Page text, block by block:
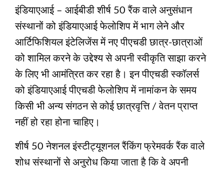
इंडियाएआई – आईबीडी शीर्ष 50 रैंक वाले अनुसंधान
संस्थानों को इंडियाएआई फेलोशिप में भाग लेने और
आर्टिफिशियल इंटेलिजेंस में नए पीएचडी छात्र-छात्राओं
को शामिल करने के उद्देश्य से अपनी स्वीकृति साझा करने
के लिए भी आमंत्रित कर रहा है। इन पीएचडी स्कॉलर्स
को इंडियाएआई पीएचडी फेलोशिप में नामांकन के समय
किसी भी अन्य संगठन से कोई छात्रवृत्ति / वेतन प्राप्त
नहीं हो रहा होना चाहिए।
शीर्ष 50 नेशनल इंस्टीट्यूशनल रैंकिंग फ्रेमवर्क रैंक वाले
शोध संस्थानों से अनुरोध किया जाता है कि वे अपनी